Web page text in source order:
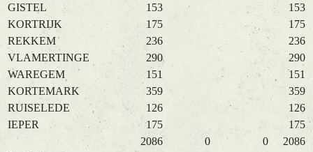
GISTEL
153
153
KORTRIJK
175
175
REKKEM
236
236
VLAMERTINGE
290
290
WAREGEM
151
151
KORTEMARK
359
359
RUISELEDE
126
126
IEPER
175
175
2086
0 0
2086